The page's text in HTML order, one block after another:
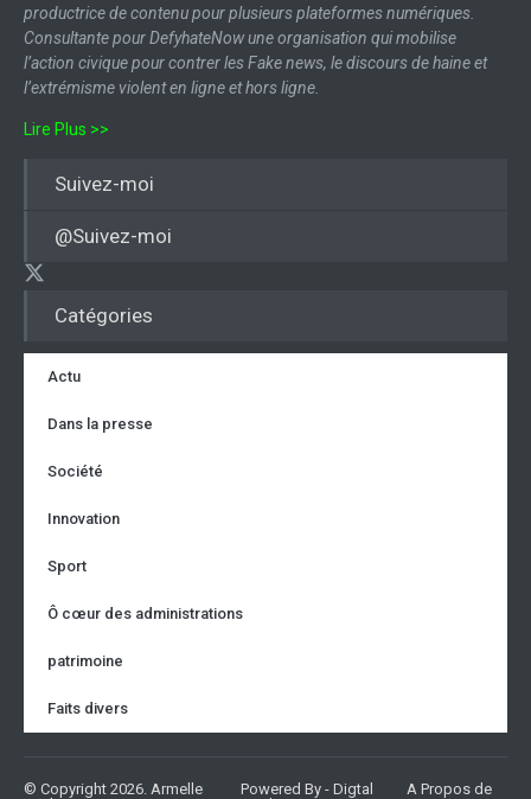
Catégories
Actu
Dans la presse
Société
Innovation
Sport
Ô cœur des administrations
patrimoine
Faits divers
productrice de contenu pour plusieurs plateformes numériques.
Consultante pour DefyhateNow une organisation qui mobilise
l’action civique pour contrer les Fake news, le discours de haine et
l’extrémisme violent en ligne et hors ligne.
Lire Plus >>
Suivez-moi
@Suivez-moi
© Copyright 2026. Armelle
Powered By - Digtal
A Propos de